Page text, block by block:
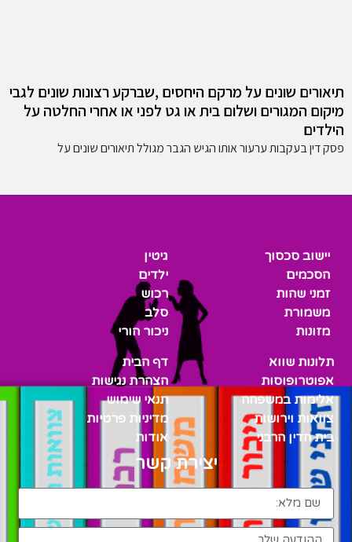
תיאורים שונים על מרקם היחסים ,שברקע רצונות שונים לגבי
מיקום המגורים ושלום בית או גט לפני או אחרי החלטה על
הילדים
פסק דין בעקבות ערעור אותו הגיש הגבר מגולל תיאורים שונים על
יישוב סכסוך
הסכמים
זמני שהות
משמורת
מזונות
גיטין
ילדים
רכוש
סלב
ניכור הורי
תלונות שווא
אפוטרופוסות
אלימות במשפחה
צוואות וירושות
בית הדין הרבני
דף הבית
הצהרת נגישות
תנאי שימוש
מדיניות פרטיות
אודות
יצירת קשר